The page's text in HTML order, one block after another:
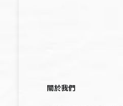
關於我們